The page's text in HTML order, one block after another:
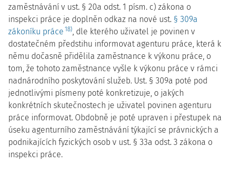
zaměstnávání v ust. § 20a odst. 1 písm. c) zákona o
inspekci práce je doplněn odkaz na nové ust. § 309a
zákoníku práce 18), dle kterého uživatel je povinen v
dostatečném předstihu informovat agenturu práce, která k
němu dočasně přidělila zaměstnance k výkonu práce, o
tom, že tohoto zaměstnance vyšle k výkonu práce v rámci
nadnárodního poskytování služeb. Ust. § 309a poté pod
jednotlivými písmeny poté konkretizuje, o jakých
konkrétních skutečnostech je uživatel povinen agenturu
práce informovat. Obdobně je poté upraven i přestupek na
úseku agenturního zaměstnávání týkající se právnických a
podnikajících fyzických osob v ust. § 33a odst. 3 zákona o
inspekci práce.